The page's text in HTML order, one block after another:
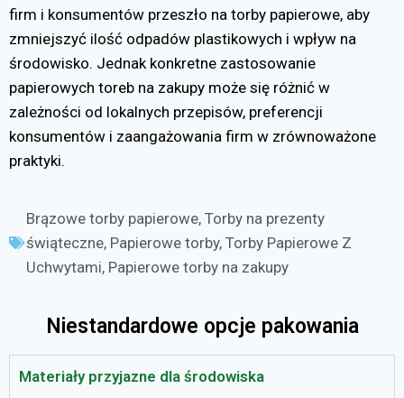
firm i konsumentów przeszło na torby papierowe, aby
zmniejszyć ilość odpadów plastikowych i wpływ na
środowisko. Jednak konkretne zastosowanie
papierowych toreb na zakupy może się różnić w
zależności od lokalnych przepisów, preferencji
konsumentów i zaangażowania firm w zrównoważone
praktyki.
Brązowe torby papierowe, Torby na prezenty
świąteczne, Papierowe torby, Torby Papierowe Z
Uchwytami, Papierowe torby na zakupy
Niestandardowe opcje pakowania
Materiały przyjazne dla środowiska